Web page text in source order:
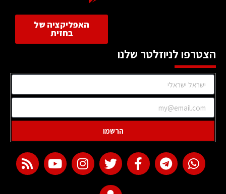
האפליקציה של
בחזית
הצטרפו לניוזלטר שלנו
הרשמו